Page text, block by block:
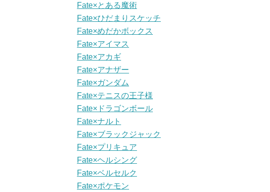
Fate×とある魔術
Fate×ひだまりスケッチ
Fate×めだかボックス
Fate×アイマス
Fate×アカギ
Fate×アナザー
Fate×ガンダム
Fate×テニスの王子様
Fate×ドラゴンボール
Fate×ナルト
Fate×ブラックジャック
Fate×プリキュア
Fate×ヘルシング
Fate×ベルセルク
Fate×ポケモン